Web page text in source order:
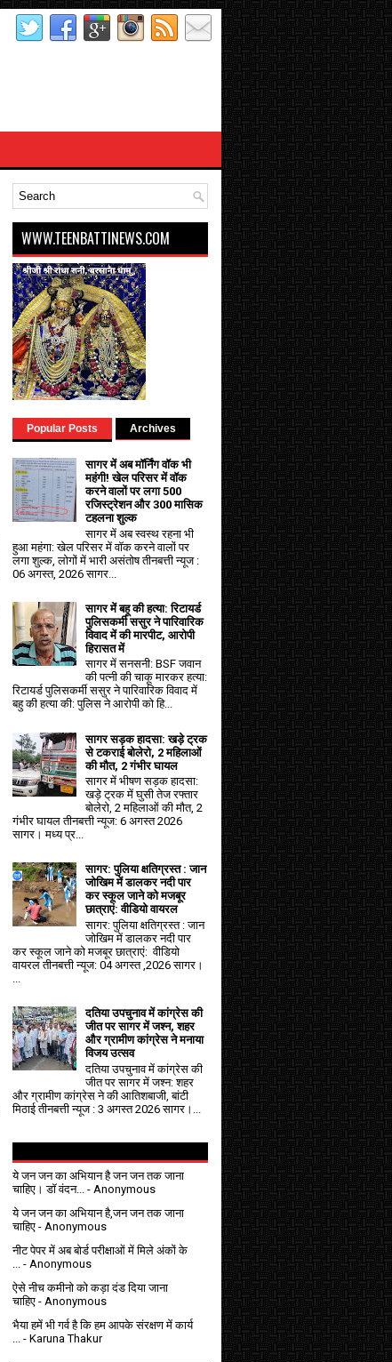
WWW.TEENBATTINEWS.COM
Popular Posts Archives
सागर में अब मॉर्निंग वॉक भी
महंगी! खेल परिसर में वॉक
करने वालों पर लगा ₹500
रजिस्ट्रेशन और ₹300 मासिक
टहलना शुल्क
सागर में अब स्वस्थ रहना भी
हुआ महंगा: खेल परिसर में वॉक करने वालों पर
लगा शुल्क, लोगों में भारी असंतोष तीनबत्ती न्यूज :
06 अगस्त, 2026 सागर...
सागर में बहू की हत्या: रिटायर्ड
पुलिसकर्मी ससुर ने पारिवारिक
विवाद में की मारपीट, आरोपी
हिरासत में
सागर में सनसनी: BSF जवान
की पत्नी की चाकू मारकर हत्या:
रिटायर्ड पुलिसकर्मी ससुर ने पारिवारिक विवाद में
बहु की हत्या की: पुलिस ने आरोपी को हि...
सागर सड़क हादसा: खड़े ट्रक
से टकराई बोलेरो, 2 महिलाओं
की मौत, 2 गंभीर घायल
सागर में भीषण सड़क हादसा:
खड़े ट्रक में घुसी तेज रफ्तार
बोलेरो, 2 महिलाओं की मौत, 2
गंभीर घायल तीनबत्ती न्यूज: 6 अगस्त 2026
सागर। मध्य प्र...
सागर: पुलिया क्षतिग्रस्त : जान
जोखिम में डालकर नदी पार
कर स्कूल जाने को मजबूर
छात्राएं: वीडियो वायरल
सागर: पुलिया क्षतिग्रस्त : जान
जोखिम में डालकर नदी पार
कर स्कूल जाने को मजबूर छात्राएं: वीडियो
वायरल तीनबत्ती न्यूज: 04 अगस्त ,2026 सागर।
...
दतिया उपचुनाव में कांग्रेस की
जीत पर सागर में जश्न, शहर
और ग्रामीण कांग्रेस ने मनाया
विजय उत्सव
दतिया उपचुनाव में कांग्रेस की
जीत पर सागर में जश्न: शहर
और ग्रामीण कांग्रेस ने की आतिशबाजी, बांटी
मिठाई तीनबत्ती न्यूज : 3 अगस्त 2026 सागर।...
ये जन जन का अभियान है जन जन तक जाना
चाहिए। डॉ वंदन...
- Anonymous
ये जन जन का अभियान है,जन जन तक जाना
चाहिए - Anonymous
नीट पेपर में अब बोर्ड परीक्षाओं में मिले अंकों के
- Anonymous
ऐसे नीच कमीनो को कड़ा दंड दिया जाना
चाहिए - Anonymous
भैया हमें भी गर्व है कि हम आपके संरक्षण में कार्य
- Karuna Thakur